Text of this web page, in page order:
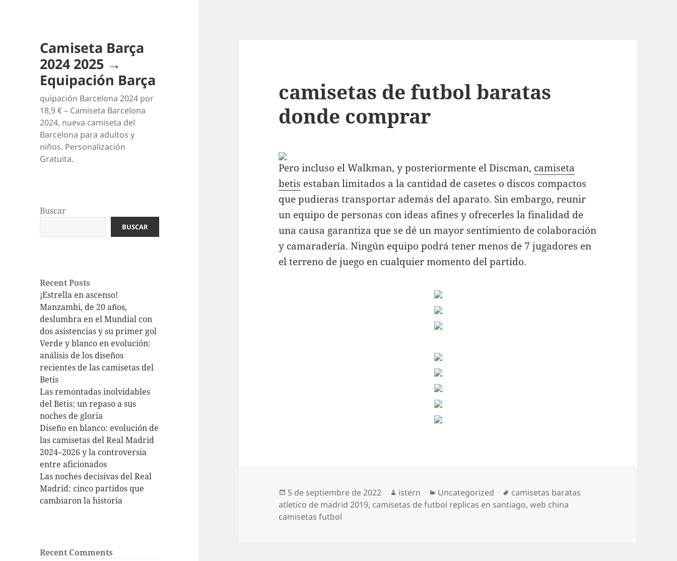
Camiseta Barça
2024 2025 →
Equipación Barça
quipación Barcelona 2024 por
18,9 € – Camiseta Barcelona
2024, nueva camiseta del
Barcelona para adultos y
niños. Personalización
Gratuita.
Buscar
BUSCAR
Recent Posts
¡Estrella en ascenso!
Manzambi, de 20 años,
deslumbra en el Mundial con
dos asistencias y su primer gol
Verde y blanco en evolución:
análisis de los diseños
recientes de las camisetas del
Betis
Las remontadas inolvidables
del Betis: un repaso a sus
noches de gloria
Diseño en blanco: evolución de
las camisetas del Real Madrid
2024–2026 y la controversia
entre aficionados
Las noches decisivas del Real
Madrid: cinco partidos que
cambiaron la historia
Recent Comments
camisetas de futbol baratas
donde comprar
Pero incluso el Walkman, y posteriormente el Discman, camiseta
betis estaban limitados a la cantidad de casetes o discos compactos
que pudieras transportar además del aparato. Sin embargo, reunir
un equipo de personas con ideas afines y ofrecerles la finalidad de
una causa garantiza que se dé un mayor sentimiento de colaboración
y camaradería. Ningún equipo podrá tener menos de 7 jugadores en
el terreno de juego en cualquier momento del partido.
Publicado
el
5 de septiembre de 2022 Autor
istern Categorías
Uncategorized Etiquetas
camisetas baratas
atletico de madrid 2019, camisetas de futbol replicas en santiago,web china
camisetas futbol